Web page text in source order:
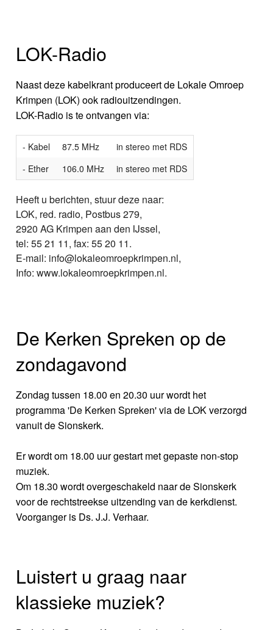
LOK-Radio
Naast deze kabelkrant produceert de Lokale Omroep
Krimpen (LOK) ook radiouitzendingen.
LOK-Radio is te ontvangen via:
- Kabel 87.5 MHz
in stereo met RDS
- Ether
106.0 MHz in stereo met RDS
Heeft u berichten, stuur deze naar:
LOK, red. radio, Postbus 279,
2920 AG Krimpen aan den IJssel,
tel: 55 21 11, fax: 55 20 11.
E-mail: info@lokaleomroepkrimpen.nl,
Info: www.lokaleomroepkrimpen.nl.
De Kerken Spreken op de
zondagavond
Zondag tussen 18.00 en 20.30 uur wordt het
programma 'De Kerken Spreken' via de LOK verzorgd
vanuit de Sionskerk.
Er wordt om 18.00 uur gestart met gepaste non-stop
muziek.
Om 18.30 wordt overgeschakeld naar de Sionskerk
voor de rechtstreekse uitzending van de kerkdienst.
Voorganger is Ds. J.J. Verhaar.
Luistert u graag naar
klassieke muziek?